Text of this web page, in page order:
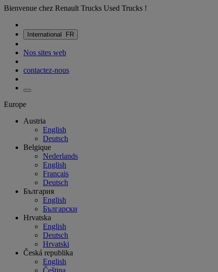
Bienvenue chez Renault Trucks Used Trucks !
International FR
Nos sites web
contactez-nous
Europe
Austria
English
Deutsch
Belgique
Nederlands
English
Français
Deutsch
България
English
Български
Hrvatska
English
Deutsch
Hrvatski
Česká republika
English
Čeština